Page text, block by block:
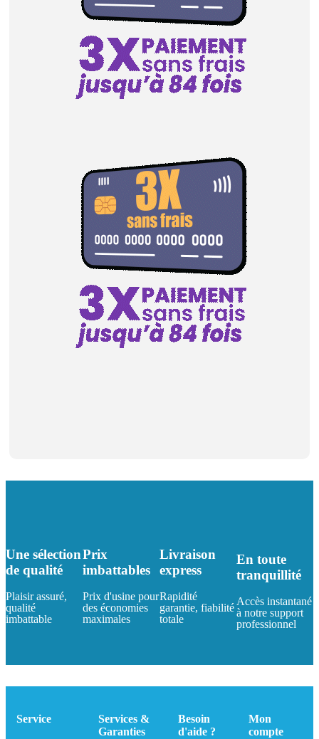
Une sélection
de qualité
Plaisir assuré,
qualité
imbattable
Prix
imbattables
Prix d'usine pour
des économies
maximales
Livraison
express
Rapidité
garantie, fiabilité
totale
En toute
tranquillité
Accès instantané
à notre support
professionnel
Service
Services &
Garanties
Besoin
d'aide ?
Mon
compte